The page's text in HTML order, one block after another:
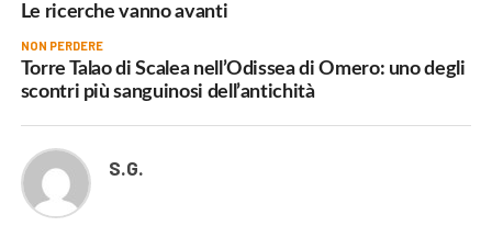
Le ricerche vanno avanti
NON PERDERE
Torre Talao di Scalea nell’Odissea di Omero: uno degli
scontri più sanguinosi dell’antichità
S.G.